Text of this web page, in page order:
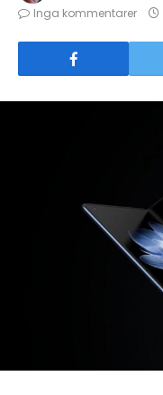
Inga kommentarer